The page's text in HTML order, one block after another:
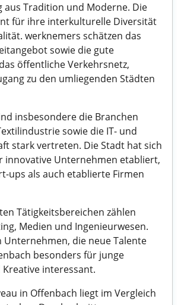
aus Tradition und Moderne. Die
für ihre interkulturelle Diversität
werknemers schätzen das
sowie die gute
öffentliche Verkehrsnetz,
zu den umliegenden Städten
insbesondere die Branchen
sowie die IT- und
stark vertreten. Die Stadt hat sich
innovative Unternehmen etabliert,
ups als auch etablierte Firmen
Tätigkeitsbereichen zählen
Medien und Ingenieurwesen.
Unternehmen, die neue Talente
besonders für junge
interessant.
in Offenbach liegt im Vergleich